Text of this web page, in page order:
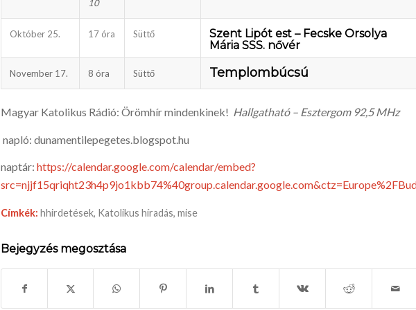
10
Október 25. 17 óra Süttő
Szent Lipót est – Fecske Orsolya
Mária SSS. nővér
November 17. 8 óra Süttő Templombúcsú
Magyar Katolikus Rádió: Örömhír mindenkinek! Hallgatható – Esztergom 92,5 MHz
napló: dunamentilepegetes.blogspot.hu
naptár: https://calendar.google.com/calendar/embed?
Címkék: hhirdetések, Katolikus híradás, mise
Bejegyzés megosztása